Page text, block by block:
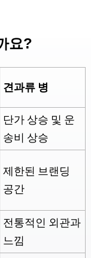
요?
견과류 병
단가 상승 및 운
송비 상승
제한된 브랜딩
공간
전통적인 외관과
느낌